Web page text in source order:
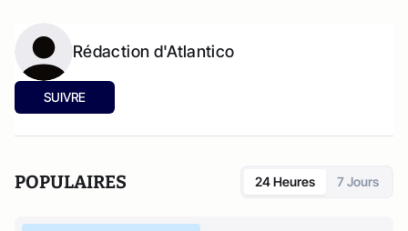
Rédaction d'Atlantico
SUIVRE
POPULAIRES 24 Heures 7 Jours